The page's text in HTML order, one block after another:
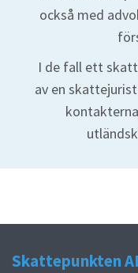
också med
I de fall ett
av en
Skattepunkten